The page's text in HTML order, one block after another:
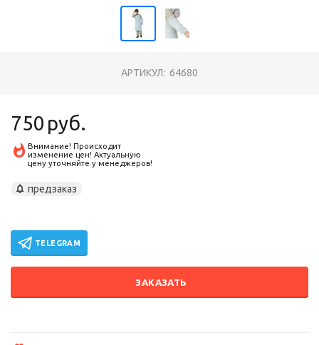
АРТИКУЛ: 64680
750 руб.
Внимание! Происходит
изменение цен! Актуальную
цену уточняйте у менеджеров!
предзаказ
TELEGRAM
ЗАКАЗАТЬ